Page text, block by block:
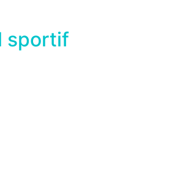
sportif